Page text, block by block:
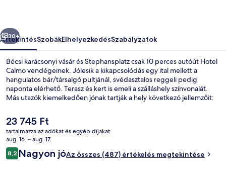
Következő
30+
ÁttekintésSzobákElhelyezkedésSzabályzatok
Bécsi karácsonyi vásár és Stephansplatz csak 10 perces autóút Hotel
Calmo vendégeinek. Jólesik a kikapcsolódás egy ital mellett a
hangulatos bár/társalgó pultjánál, svédasztalos reggeli pedig
naponta elérhető. Terasz és kert is emeli a szálláshely színvonalát.
Más utazók kiemelkedően jónak tartják a hely következó jellemzőit:
tömegközlekedés: Augasse villamosmegálló 2 perc, Liechtenwerder
Platz villamosmegálló pedig 3 perc séta.
A
jelenlegi
ár
23 745 Ft
23 745 Ft
tartalmazza az adókat és egyéb díjakat
aug. 16. – aug. 17.
Értékelések
8,28,2 ennyiből: 10
Nagyon jóAz összes (487) értékelés megtekintése